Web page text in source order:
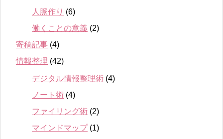
人脈作り (6)
働くことの意義 (2)
寄稿記事 (4)
情報整理 (42)
デジタル情報整理術 (4)
ノート術 (4)
ファイリング術 (2)
マインドマップ(1)